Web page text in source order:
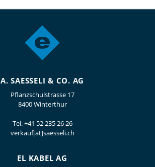
A. SAESSELI & CO. AG
Pflanzschulstrasse 17
8400 Winterthur
Tel.+41 52 235 26 26
verkauf[at]saesseli.ch
EL KABEL AG